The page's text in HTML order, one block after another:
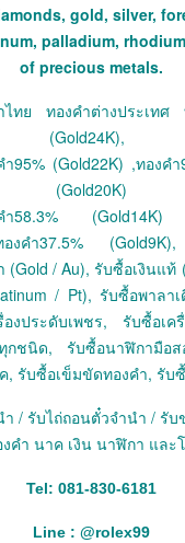
gold, silver,
palladium,
of precious metals.
ไทย ทองคำต่างประเท
(Gold24K), ท
ำ95% (Gold22K) ,ทองค
(Gold20K) ,
คำ58.3% (Gold14K)
งคำ37.5%
(Gold / Au), รับซื้อเงินแท้
/ Pt), รับซื้อพาลาเ
งประดับเพชร, รับซื้อเค
กชนิด, รับซื้อนาฬิกามือ
รับซื้อเข็มขัดทองคำ, รับ
/ รับไถ่ถอนตั๋วจำนำ / รับ
คำ นาค เงิน นาฬิกา และ
Tel: 081-830-6181
Line : @rolex99